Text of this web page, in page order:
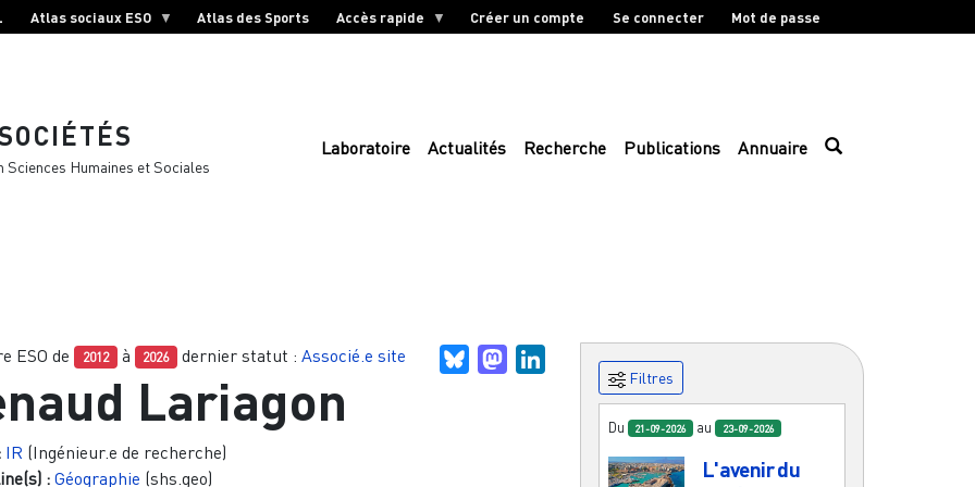
Atlas sociaux ESO Atlas des Sports Accès rapide Créer un compte Se connecter Mot de passe
Humaines et Sociales
Laboratoire Actualités Recherche Publications Annuaire
BlueskyMastodonLinkedIn
ESO de 2012 à 2026 dernier statut :Associé.e site
Lariagon
IR (Ingénieur.e de recherche)
: Géographie (shs.geo)
Filtres
Du 21-09-2026 au 23-09-2026
L'avenir du